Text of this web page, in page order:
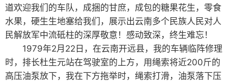
道欢迎我们的车队，成捆的甘庶，成包的糖果花生，零食
水果，硬生生地塞给我们，展示出云南多个民族人民对人
民解放军中流砥柱的深厚敬意！感动致深，终生难忘！
1979年2月22日，在云南开远县，我的车辆临阵修理
时，排长杜生元站在驾驶室的上方，用绳索将近200斤的
高压油泵放下，我在下方拖举时，绳索打滑，油泵落下压